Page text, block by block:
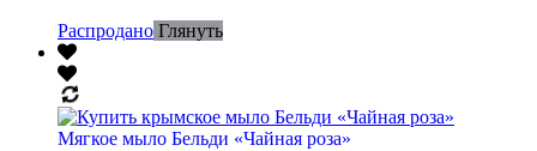
Распродано Глянуть
Мягкое мыло Бельди «Чайная роза»